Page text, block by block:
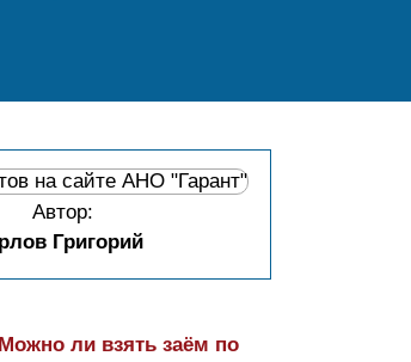
Автор:
Григорий
ли взять заём по